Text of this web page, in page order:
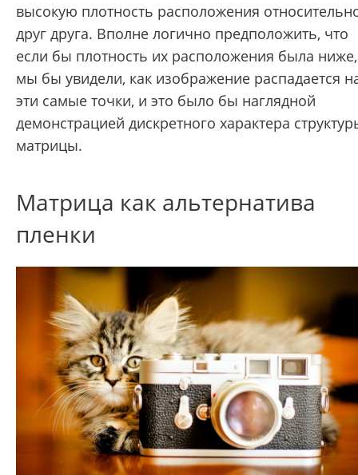
высокую плотность расположения
друг друга. Вполне логично предположить, что
если бы плотность их расположения была ниже,
мы бы увидели, как изображение распадается
эти самые точки, и это было бы наглядной
демонстрацией дискретного характера
матрицы.
Матрица как альтернатива
пленки